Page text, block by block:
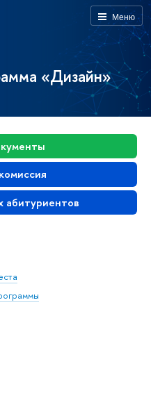
Меню
«Дизайн»
абитуриентов